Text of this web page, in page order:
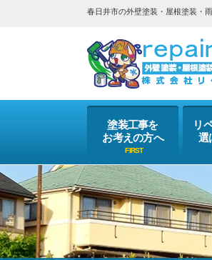
春日井市の外壁塗装・屋根塗装・
塗装工事を
お考えの方へ
リ
選